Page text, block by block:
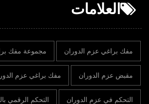
العلامات
مفك براغي عزم الدوران مجموعة مفك
مقبض عزم الدوران مفك براغي عزم
التحكم في عزم الدوران التحكم الرقمي